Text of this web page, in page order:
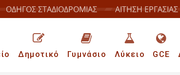
ΟΔΗΓΟΣ ΣΤΑΔΙΟΔΡΟΜΙΑΣ ΑΙΤΗΣΗ ΕΡΓΑΣΙΑΣ
Δημοτικό Γυμνάσιο Λύκειο GCE